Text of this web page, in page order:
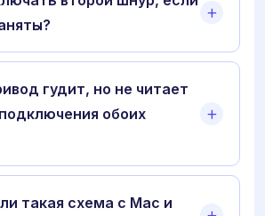
гудит, но не читает
обоих
такая схема с Mac и